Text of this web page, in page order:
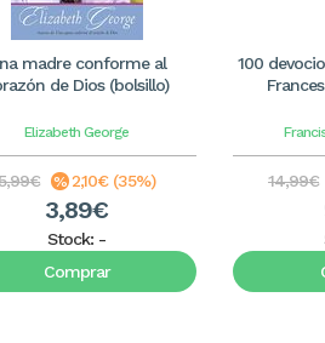
madre conforme al
de Dios (bolsillo)
Elizabeth George
2,10€ (35%)
3,89€
Stock: -
Comprar
100
14,99€